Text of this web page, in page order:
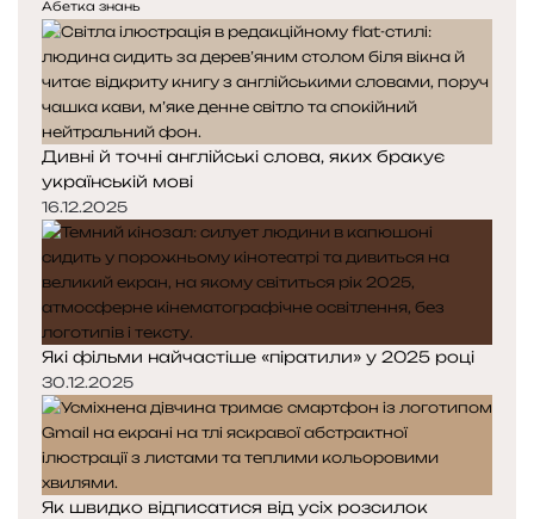
Абетка знань
Дивні й точні англійські слова, яких бракує
українській мові
16.12.2025
Які фільми найчастіше «піратили» у 2025 році
30.12.2025
Як швидко відписатися від усіх розсилок